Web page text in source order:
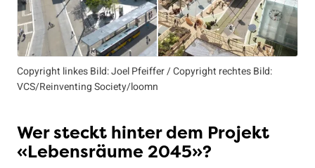
Copyright linkes Bild: Joel Pfeiffer / Copyright rechtes Bild:
VCS/Reinventing Society/loomn
Wer steckt hinter dem Projekt
«Lebensräume 2045»?